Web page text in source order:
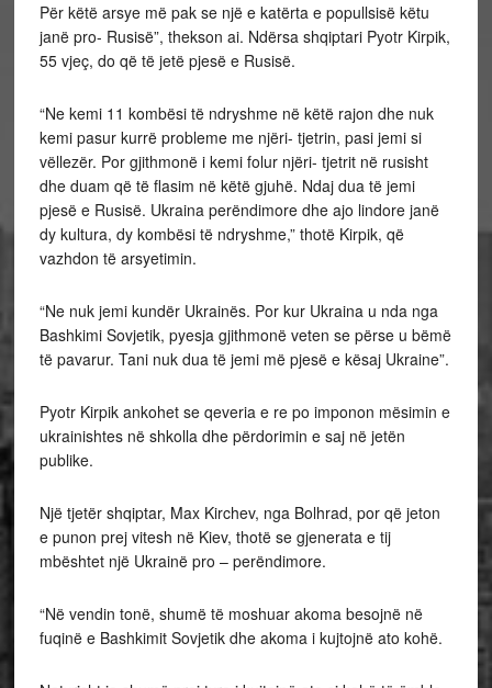
Për këtë arsye më pak se një e katërta e popullsisë këtu
janë pro- Rusisë”, thekson ai. Ndërsa shqiptari Pyotr Kirpik,
55 vjeç, do që të jetë pjesë e Rusisë.
“Ne kemi 11 kombësi të ndryshme në këtë rajon dhe nuk
kemi pasur kurrë probleme me njëri- tjetrin, pasi jemi si
vëllezër. Por gjithmonë i kemi folur njëri- tjetrit në rusisht
dhe duam që të flasim në këtë gjuhë. Ndaj dua të jemi
pjesë e Rusisë. Ukraina perëndimore dhe ajo lindore janë
dy kultura, dy kombësi të ndryshme,” thotë Kirpik, që
vazhdon të arsyetimin.
“Ne nuk jemi kundër Ukrainës. Por kur Ukraina u nda nga
Bashkimi Sovjetik, pyesja gjithmonë veten se përse u bëmë
të pavarur. Tani nuk dua të jemi më pjesë e kësaj Ukraine”.
Pyotr Kirpik ankohet se qeveria e re po imponon mësimin e
ukrainishtes në shkolla dhe përdorimin e saj në jetën
publike.
Një tjetër shqiptar, Max Kirchev, nga Bolhrad, por që jeton
e punon prej vitesh në Kiev, thotë se gjenerata e tij
mbështet një Ukrainë pro – perëndimore.
“Në vendin tonë, shumë të moshuar akoma besojnë në
fuqinë e Bashkimit Sovjetik dhe akoma i kujtojnë ato kohë.